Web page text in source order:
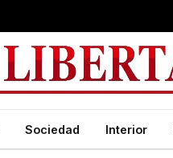
Sociedad Interior